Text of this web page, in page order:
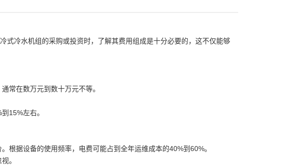
式冷水机组的采购或投资时，了解其费用组成是十分必要的，这不仅能够
常在数万元到数十万元不等。
15%左右。
根据设备的使用频率，电费可能占到全年运维成本的40%到60%。
。